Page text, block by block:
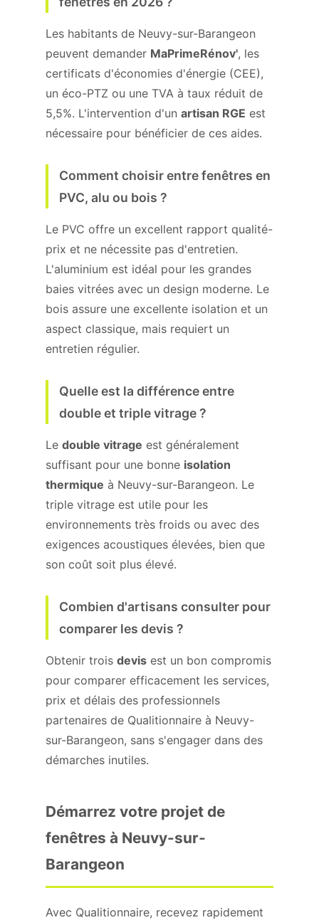
Les habitants de Neuvy-sur-Barangeon
peuvent demander MaPrimeRénov', les
certificats d'économies d'énergie (CEE),
un éco-PTZ ou une TVA à taux réduit de
5,5%. L'intervention d'un artisan RGE est
nécessaire pour bénéficier de ces aides.
Comment choisir entre fenêtres en
PVC, alu ou bois ?
Le PVC offre un excellent rapport qualité-
prix et ne nécessite pas d'entretien.
L'aluminium est idéal pour les grandes
baies vitrées avec un design moderne. Le
bois assure une excellente isolation et un
aspect classique, mais requiert un
entretien régulier.
Quelle est la différence entre
double et triple vitrage ?
Le double vitrage est généralement
suffisant pour une bonne isolation
thermique à Neuvy-sur-Barangeon. Le
triple vitrage est utile pour les
environnements très froids ou avec des
exigences acoustiques élevées, bien que
son coût soit plus élevé.
Combien d'artisans consulter pour
comparer les devis ?
Obtenir trois devis est un bon compromis
pour comparer efficacement les services,
prix et délais des professionnels
partenaires de Qualitionnaire à Neuvy-
sur-Barangeon, sans s'engager dans des
démarches inutiles.
Démarrez votre projet de
fenêtres à Neuvy-sur-
Barangeon
Avec Qualitionnaire, recevez rapidement